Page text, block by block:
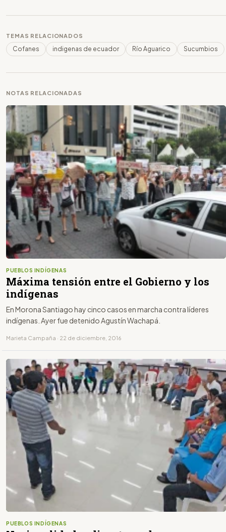
TEMAS RELACIONADOS
Cofanes indigenas de ecuador Río Aguarico Sucumbios
NOTAS RELACIONADAS
PUEBLOS INDÍGENAS
Máxima tensión entre el Gobierno y los
indígenas
En Morona Santiago hay cinco casos en marcha contra líderes
indígenas. Ayer fue detenido Agustín Wachapá.
Marieta Campaña · 22 de diciembre, 2016
PUEBLOS INDÍGENAS